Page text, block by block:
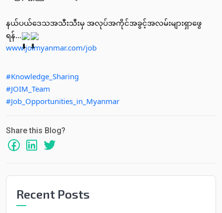
နယ်ပယ်ဒေသအသီးသီးမှ အလုပ်အကိုင်အခွင့်အလမ်းများရှာဖွေ
ရန်...
www.joimyanmar.com/job
#Knowledge_Sharing
#JOIM_Team
#Job_Opportunities_in_Myanmar
Share this Blog?
Recent Posts